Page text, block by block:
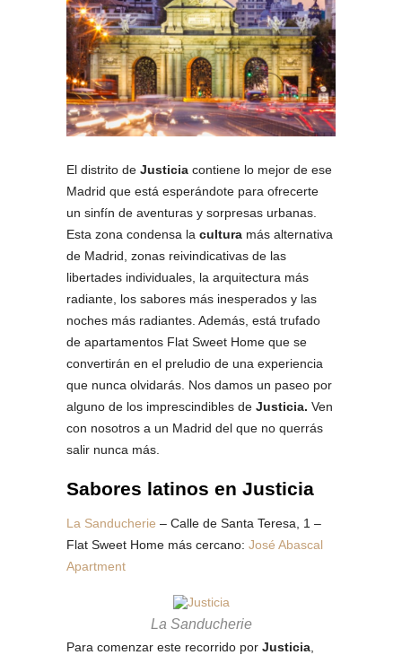
El distrito de Justicia contiene lo mejor de ese
Madrid que está esperándote para ofrecerte
un sinfín de aventuras y sorpresas urbanas.
Esta zona condensa la cultura más alternativa
de Madrid, zonas reivindicativas de las
libertades individuales, la arquitectura más
radiante, los sabores más inesperados y las
noches más radiantes. Además, está trufado
de apartamentos Flat Sweet Home que se
convertirán en el preludio de una experiencia
que nunca olvidarás. Nos damos un paseo por
alguno de los imprescindibles de Justicia. Ven
con nosotros a un Madrid del que no querrás
salir nunca más.
Sabores latinos en Justicia
La Sanducherie – Calle de Santa Teresa, 1 –
Flat Sweet Home más cercano: José Abascal
Apartment
La Sanducherie
Para comenzar este recorrido por Justicia